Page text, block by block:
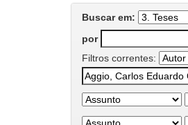
Buscar em:
por
Filtros correntes: